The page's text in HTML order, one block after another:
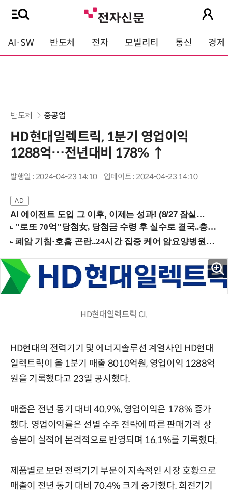
AI·SW 반도체 전자 모빌리티 통신 경제
반도체 중공업
HD현대일렉트릭, 1분기 영업이익
1288억…전년대비 178% ↑
발행일 : 2024-04-23 14:10 업데이트 : 2024-04-23 14:10
AI 에이전트 도입 그 이후, 이제는 성과! (8/27 잠실역)
HD현대일렉트릭 CI.
HD현대의 전력기기 및 에너지솔루션 계열사인 HD현대
일렉트릭이 올 1분기 매출 8010억원, 영업이익 1288억
원을 기록했다고 23일 공시했다.
매출은 전년 동기 대비 40.9%, 영업이익은 178% 증가
했다. 영업이익률은 선별 수주 전략에 따른 판매가격 상
승분이 실적에 본격적으로 반영되며 16.1%를 기록했다.
제품별로 보면 전력기기 부문이 지속적인 시장 호황으로
매출이 전년 동기 대비 70.4% 크게 증가했다. 회전기기